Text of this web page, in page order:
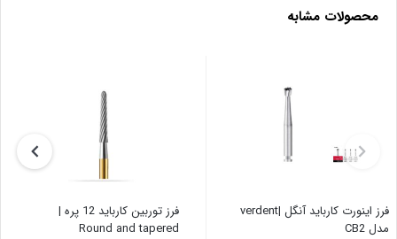
محصولات مشابه
فرز اینورت کارباید آنگل |verdent
مدل CB2
فرز توربین کارباید 12 پره |
Round and tapered